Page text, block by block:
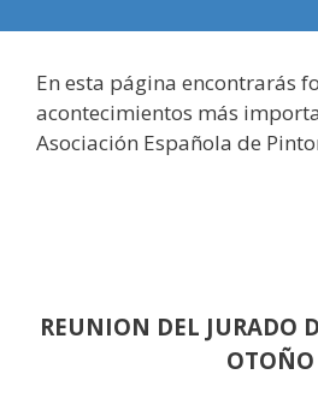
En esta página encontrarás
acontecimientos más
Asociación Española de
REUNION DEL JURADO
OTOÑO